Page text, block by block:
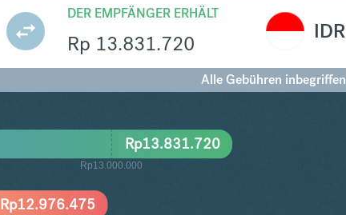
DER EMPFÄNGER ERHÄLT
Rp 13.831.720
IDR
Alle Gebühren inbegriffen
Rp13.000.000
Rp12.976.475
Rp13.831.720